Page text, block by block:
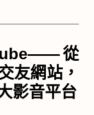
從
友網站，
影音平台